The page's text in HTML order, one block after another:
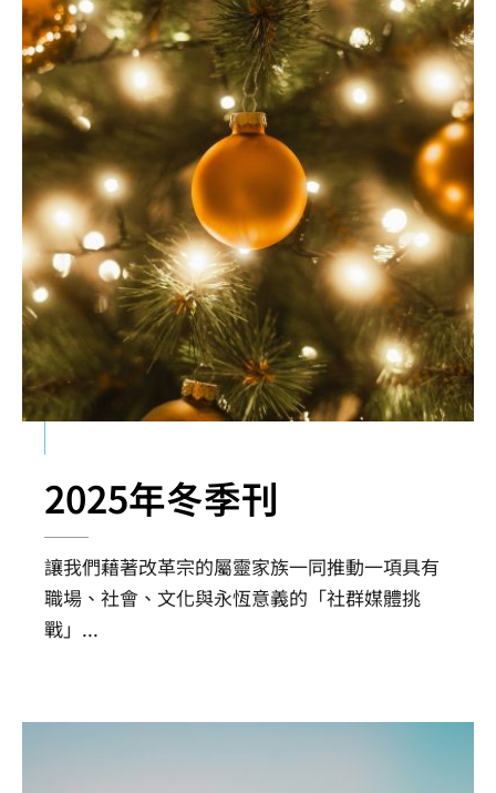
2025年冬季刊
讓我們藉著改革宗的屬靈家族一同推動一項具有
職場、社會、文化與永恆意義的「社群媒體挑
戰」 ...